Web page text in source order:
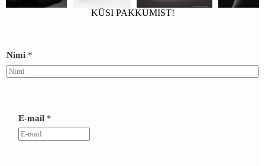
KÜSI PAKKUMIST!
Nimi *
E-mail *